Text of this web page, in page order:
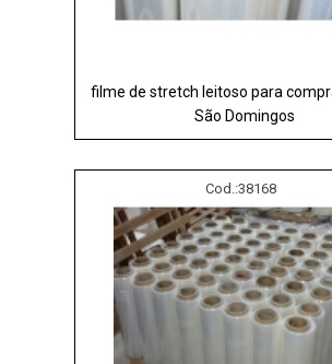
filme de stretch leitoso para
São Domingos
Cod.:38168